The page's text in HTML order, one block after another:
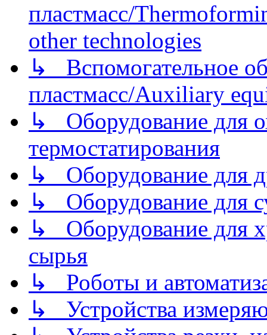
пластмасс/
other technologies
↳ Вспомогательное
пластмасс/Auxiliary
↳ Оборудование для
термостатирования
↳ Оборудование для
↳ Оборудование для
↳ Оборудование для
сырья
↳ Роботы и
↳ Устройства